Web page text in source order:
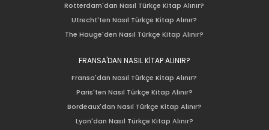
Rotterdam'dan Nasıl Türkçe Kitap Alınır?
Utrecht'ten Nasıl Türkçe Kitap Alınır?
The Hauge'den Nasıl Türkçe Kitap Alınır?
FRANSA'DAN NASIL KİTAP ALINIR?
Fransa'dan Nasıl Türkçe Kitap Alınır?
Paris'ten Nasıl Türkçe Kitap Alınır?
Bordeaux'dan Nasıl Türkçe Kitap Alınır?
Lyon'dan Nasıl Türkçe Kitap Alınır?